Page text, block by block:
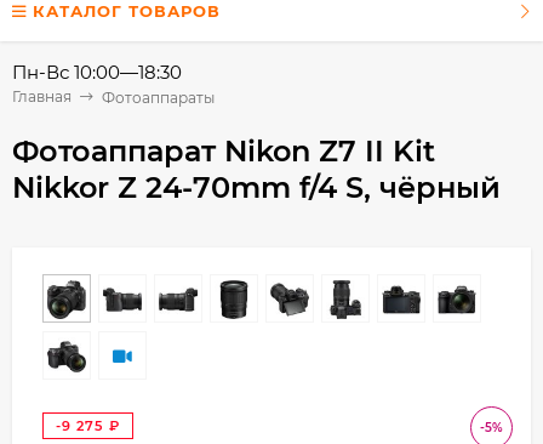
КАТАЛОГ ТОВАРОВ
Пн-Вс 10:00—18:30
Главная Фотоаппараты
Фотоаппарат Nikon Z7 II Kit
Nikkor Z 24-70mm f/4 S, чёрный
-5%
-9 275